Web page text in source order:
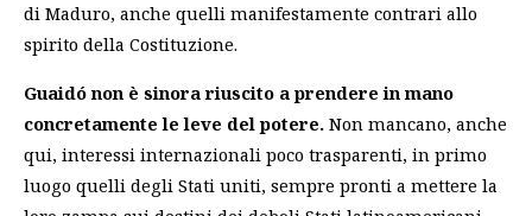
di Maduro, anche quelli manifestamente contrari allo
spirito della Costituzione.
Guaidó non è sinora riuscito a prendere in mano
concretamente le leve del potere. Non mancano, anche
qui, interessi internazionali poco trasparenti, in primo
luogo quelli degli Stati uniti, sempre pronti a mettere la